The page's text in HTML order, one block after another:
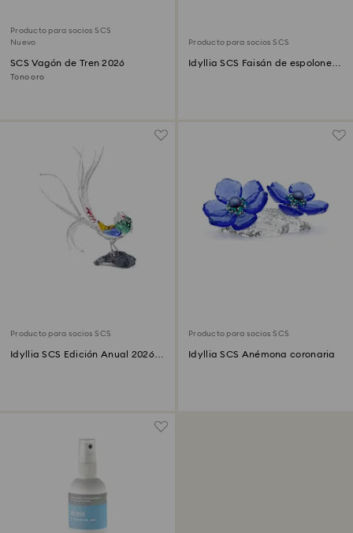
Producto para socios SCS
Nuevo
SCS Vagón de Tren 2026
Tono oro
Producto para socios SCS
Idyllia SCS Faisán de espolones
Producto para socios SCS
Idyllia SCS Edición Anual 2026
Producto para socios SCS
Idyllia SCS Anémona coronaria